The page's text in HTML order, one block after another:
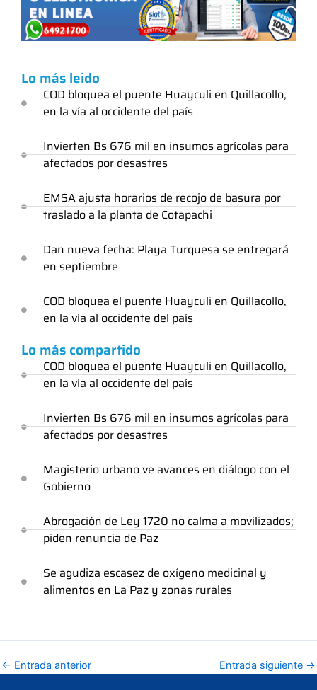
Lo más leido
COD bloquea el puente Huayculi en Quillacollo,
en la vía al occidente del país
Invierten Bs 676 mil en insumos agrícolas para
afectados por desastres
EMSA ajusta horarios de recojo de basura por
traslado a la planta de Cotapachi
Dan nueva fecha: Playa Turquesa se entregará
en septiembre
COD bloquea el puente Huayculi en Quillacollo,
en la vía al occidente del país
Lo más compartido
COD bloquea el puente Huayculi en Quillacollo,
en la vía al occidente del país
Invierten Bs 676 mil en insumos agrícolas para
afectados por desastres
Magisterio urbano ve avances en diálogo con el
Gobierno
Abrogación de Ley 1720 no calma a movilizados;
piden renuncia de Paz
Se agudiza escasez de oxígeno medicinal y
alimentos en La Paz y zonas rurales
← Entrada anterior Entrada siguiente →